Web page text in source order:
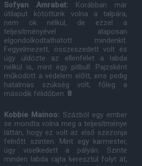
Sofyan Amrabat: Korábban már
útilaput kötöttünk volna a talpára,
nem ok nélkül, de ezzel a
teljesítményével alaposan
elgondolkodtathatott mindenkit.
Fegyelmezett, összeszedett volt és
úgy üldözte az ellenfelet a labda
nélkül is, mint egy pitbull. Pajzsként
működött a védelem előtt, erre pedig
hatalmas szükség volt, főleg a
második félidőben. 8
Kobbie Mainoo: Százból egy ember
se mondta volna meg a teljesítménye
láttán, hogy ez volt az első szezonja
felnőtt szinten. Mint egy karmester,
úgy viselkedett a pályán. Szinte
minden labda rajta keresztül folyt át,